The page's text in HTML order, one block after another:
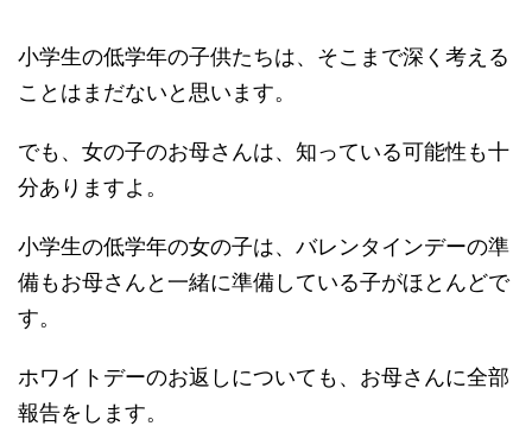
小学生の低学年の子供たちは、そこまで深く考える
ことはまだないと思います。
でも、女の子のお母さんは、知っている可能性も十
分ありますよ。
小学生の低学年の女の子は、バレンタインデーの準
備もお母さんと一緒に準備している子がほとんどで
す。
ホワイトデーのお返しについても、お母さんに全部
報告をします。